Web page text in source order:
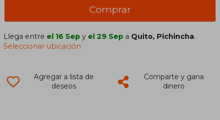
Comprar
Llega entre el 16 Sep y el 29 Sep a Quito, Pichincha.
Seleccionar ubicación
Agregar a lista de
deseos
Comparte y gana
dinero